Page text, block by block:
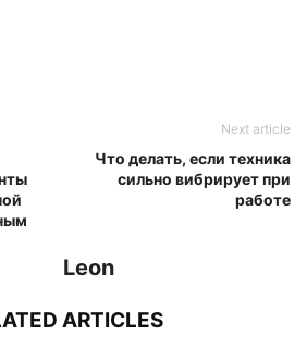
Next article
Что делать, если техника
сильно вибрирует при
работе
Leon
ARTICLES